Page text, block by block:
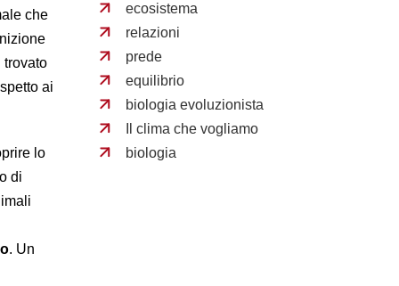
che
trovato
ai
lo
di
. Un
ecosistema
relazioni
prede
equilibrio
biologia evoluzionista
Il clima che vogliamo
biologia